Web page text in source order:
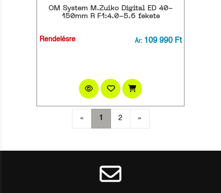
OM System M.Zuiko Digital ED 40-
150mm R F1:4.0-5.6 fekete
Rendelésre Ár: 109 990 Ft
« 1 2 »